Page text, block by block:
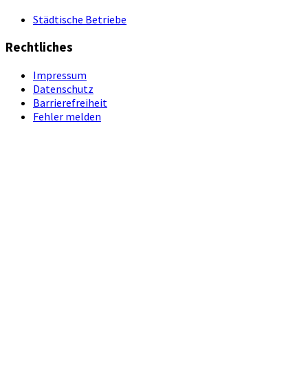
Städtische Betriebe
Rechtliches
Impressum
Datenschutz
Barrierefreiheit
Fehler melden